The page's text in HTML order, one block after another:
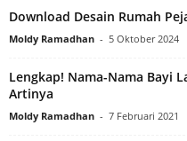
Download Desain Rumah
Moldy Ramadhan - 5 Oktober 2024
Lengkap! Nama-Nama Bayi
Artinya
Moldy Ramadhan - 7 Februari 2021